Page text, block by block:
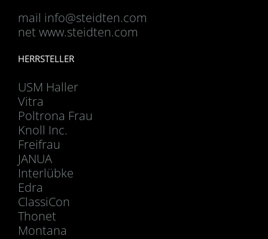
mail info@steidten.com
net www.steidten.com
HERRSTELLER
USM Haller
Vitra
Poltrona Frau
Knoll Inc.
Freifrau
JANUA
Interlübke
Edra
ClassiCon
Thonet
Montana